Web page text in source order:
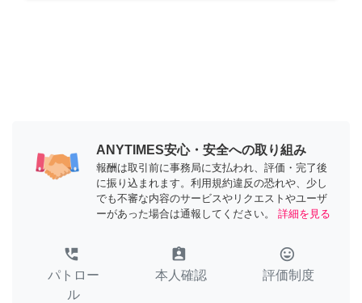
ANYTIMES安心・安全への取り組み
報酬は取引前に事務局に支払われ、評価・完了後
に振り込まれます。利用規約違反の恐れや、少し
でも不審な内容のサービスやリクエストやユーザ
ーがあった場合は通報してください。
詳細を見る
perm_phone_msg
パトロー
ル
assignment_ind
本人確認
tag_faces
評価制度